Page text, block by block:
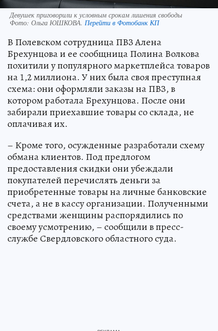
Девушек приговорили к условным срокам лишения свободы
Фото: Ольга ЮШКОВА. Перейти в Фотобанк КП
В Полевском сотрудница ПВЗ Алена
Брехунцова и ее сообщница Полина Волкова
похитили у популярного маркетплейса товаров
на 1,2 миллиона. У них была своя преступная
схема: они оформляли заказы на ПВЗ, в
котором работала Брехунцова. После они
забирали приехавшие товары со склада, не
оплачивая их.
– Кроме того, осужденные разработали схему
обмана клиентов. Под предлогом
предоставления скидки они убеждали
покупателей перечислять деньги за
приобретенные товары на личные банковские
счета, а не в кассу организации. Полученными
средствами женщины распорядились по
своему усмотрению, – сообщили в пресс-
службе Свердловского областного суда.